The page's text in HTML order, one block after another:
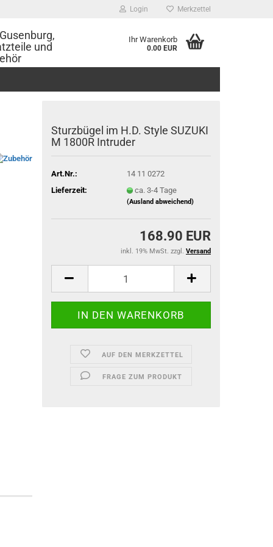
Login Merkzettel
und
Ihr Warenkorb
0.00 EUR
Sturzbügel im H.D. Style SUZUKI
M 1800R Intruder
Art.Nr.:
14 11 0272
Lieferzeit:
ca. 3-4 Tage
(Ausland abweichend)
168.90 EUR
inkl. 19% MwSt. zzgl. Versand
AUF DEN MERKZETTEL
FRAGE ZUM PRODUKT